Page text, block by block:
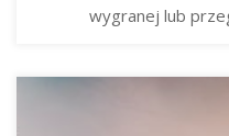
wygranej lub